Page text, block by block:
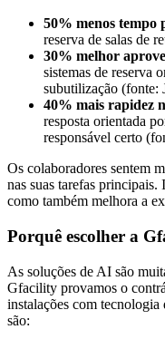
50% menos tempo
reserva de salas de
30% melhor
sistemas de reserva
subutilização (fonte:
40% mais rapidez
resposta orientada
responsável certo
Os colaboradores sentem
nas suas tarefas
como também melhora a
Porquê escolher a
As soluções de AI são
Gfacility provamos o
instalações com
são: